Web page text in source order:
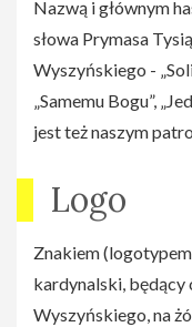
Nazwą i głównym
słowa Prymasa
Wyszyńskiego -
„Samemu Bogu”,
jest też naszym
Logo
Znakiem
kardynalski, będący
Wyszyńskiego, na